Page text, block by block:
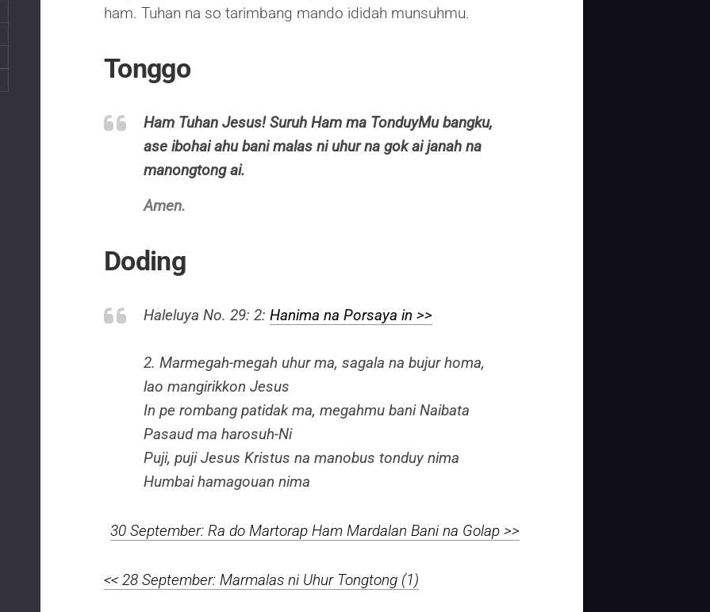
ham. Tuhan na so tarimbang mando ididah munsuhmu.
Tonggo
Ham Tuhan Jesus! Suruh Ham ma TonduyMu bangku,
ase ibohai ahu bani malas ni uhur na gok ai janah na
manongtong ai.
Amen.
Doding
Haleluya No. 29: 2: Hanima na Porsaya in >>
2. Marmegah-megah uhur ma, sagala na bujur homa,
lao mangirikkon Jesus
In pe rombang patidak ma, megahmu bani Naibata
Pasaud ma harosuh-Ni
Puji, puji Jesus Kristus na manobus tonduy nima
Humbai hamagouan nima
30 September: Ra do Martorap Ham Mardalan Bani na Golap >>
<< 28 September: Marmalas ni Uhur Tongtong (1)